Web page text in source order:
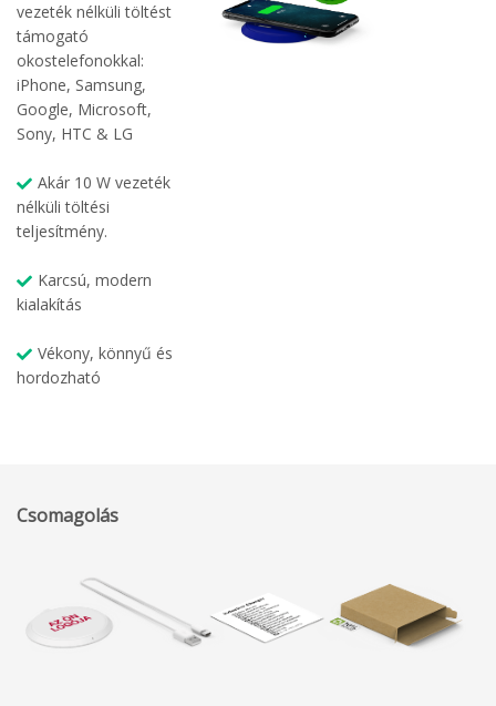
vezeték nélküli töltést
támogató
okostelefonokkal:
iPhone, Samsung,
Google, Microsoft,
Sony, HTC & LG
Akár 10 W vezeték
nélküli töltési
teljesítmény.
Karcsú, modern
kialakítás
Vékony, könnyű és
hordozható
Csomagolás